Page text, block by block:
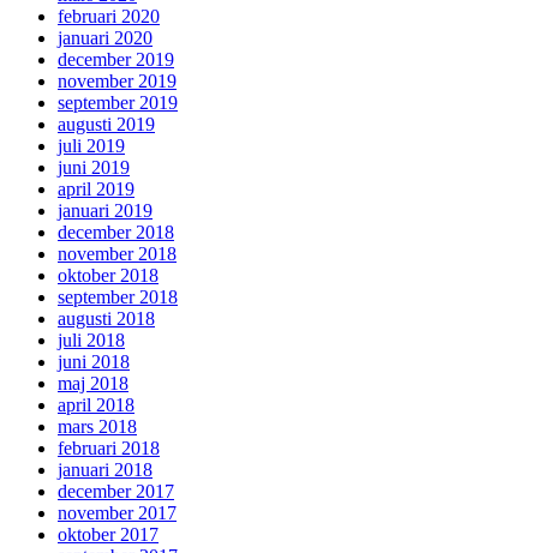
februari 2020
januari 2020
december 2019
november 2019
september 2019
augusti 2019
juli 2019
juni 2019
april 2019
januari 2019
december 2018
november 2018
oktober 2018
september 2018
augusti 2018
juli 2018
juni 2018
maj 2018
april 2018
mars 2018
februari 2018
januari 2018
december 2017
november 2017
oktober 2017